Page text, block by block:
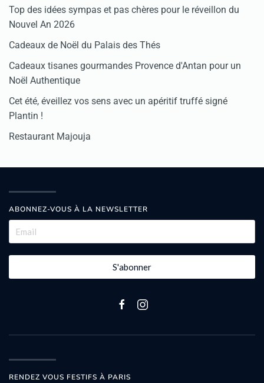
Top des idées sympas et pas chères pour le réveillon du
Nouvel An 2026
Cadeaux de Noël du Palais des Thés
Cadeaux tisanes gourmandes Provence d'Antan pour un
Noël Authentique
Cet été, éveillez vos sens avec un apéritif truffé signé
Plantin !
Restaurant Majouja
ABONNEZ-VOUS À LA NEWSLETTER
S'abonner
RENDEZ VOUS FESTIFS À PARIS